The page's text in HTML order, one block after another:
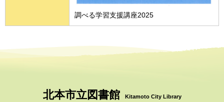
調べる学習支援講座2025
北本市立図書館 Kitamoto City Library